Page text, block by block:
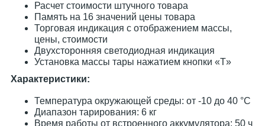
Расчет стоимости штучного товара
Память на 16 значений цены товара
Торговая индикация с отображением массы,
цены, стоимости
Двухсторонняя светодиодная индикация
Установка массы тары нажатием кнопки «T»
Характеристики:
Температура окружающей среды: от -10 до 40 °С
Диапазон тарирования: 6 кг
Время работы от встроенного аккумулятора: 50 ч